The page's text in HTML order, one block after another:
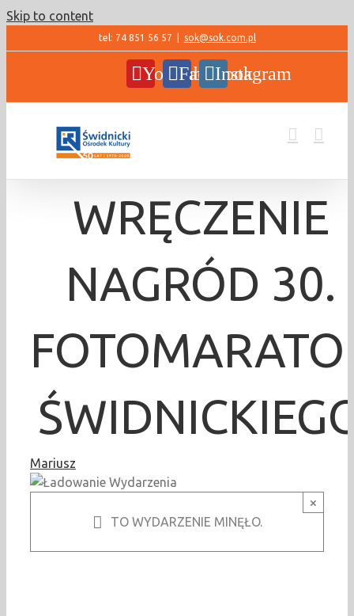
Skip to content
tel: 74 851 56 57 sok@sok.com.pl
YouTubeFacebookInstagram
WRĘCZENIE
NAGRÓD 30.
Mariusz
×
TO WYDARZENIE MINĘŁO.